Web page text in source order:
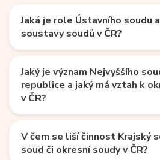
Jaká je role Ústavního soudu
soustavy soudů v ČR?
Jaký je význam Nejvyššího
republice a jaký má vztah k
v ČR?
V čem se liší činnost Krajský
soud či okresní soudy v ČR?